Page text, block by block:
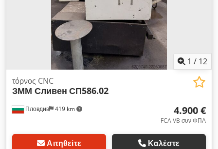
1 / 12
Пловдив 419 km
τόρνος CNC
ЗММ Сливен СП586.02
4.900 €
FCA VB συν ΦΠΑ
Αιτηθείτε Καλέστε